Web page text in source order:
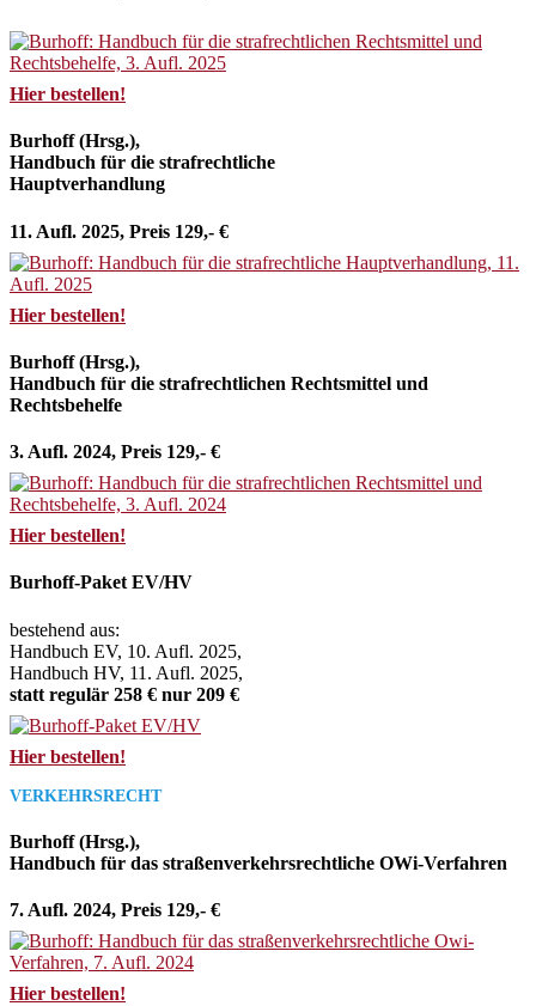
Hier bestellen!
Burhoff (Hrsg.),
Handbuch für die strafrechtliche
Hauptverhandlung
11. Aufl. 2025, Preis 129,- €
Hier bestellen!
Burhoff (Hrsg.),
Handbuch für die strafrechtlichen Rechtsmittel und
Rechtsbehelfe
3. Aufl. 2024, Preis 129,- €
Hier bestellen!
Burhoff-Paket EV/HV
bestehend aus:
Handbuch EV, 10. Aufl. 2025,
Handbuch HV, 11. Aufl. 2025,
statt regulär 258 € nur 209 €
Hier bestellen!
VERKEHRSRECHT
Burhoff (Hrsg.),
Handbuch für das straßenverkehrsrechtliche OWi-Verfahren
7. Aufl. 2024, Preis 129,- €
Hier bestellen!